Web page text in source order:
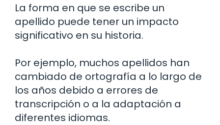
La forma en que se escribe un
apellido puede tener un impacto
significativo en su historia.
Por ejemplo, muchos apellidos han
cambiado de ortografía a lo largo de
los años debido a errores de
transcripción o a la adaptación a
diferentes idiomas.